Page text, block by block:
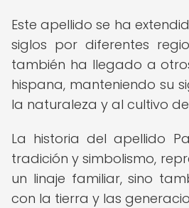
Este apellido se ha
siglos por diferentes
también ha llegado a
hispana, manteniendo su
la naturaleza y al cultivo
La historia del apellido
tradición y simbolismo,
un linaje familiar, sino
con la tierra y las